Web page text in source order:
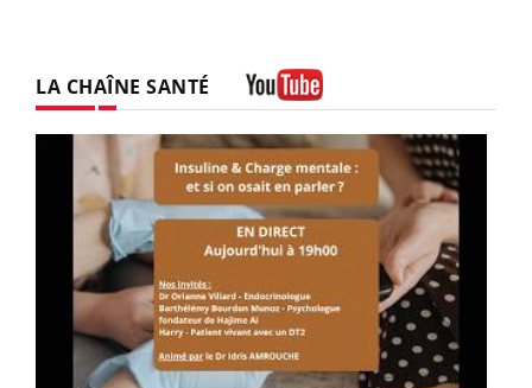
LA CHAÎNE SANTÉ